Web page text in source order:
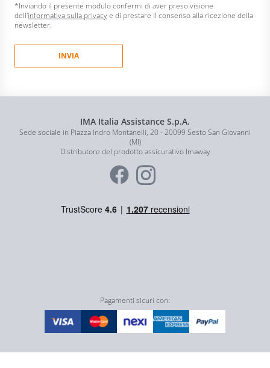
*Inviando il presente modulo confermi di aver preso visione
dell'informativa sulla privacye di prestare il consenso alla ricezione della
newsletter.
IMA Italia Assistance S.p.A.
Sede sociale in Piazza Indro Montanelli, 20 - 20099 Sesto San Giovanni
(MI)
Distributore del prodotto assicurativo Imaway
Pagamenti sicuri con: